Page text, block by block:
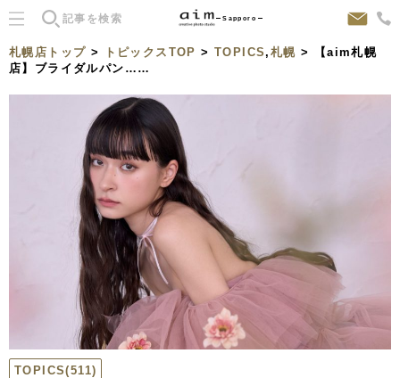
Sapporo
札幌店トップ > トピックスTOP >TOPICS, 札幌 > 【aim札幌
店】ブライダルパン……
TOPICS(511)